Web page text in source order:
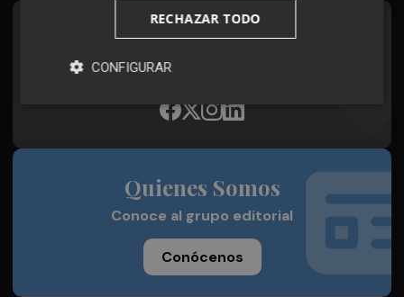
Síguenos en redes
Plaza Podcast, desde cualquier medio
Quienes Somos
Conoce al grupo editorial
Conócenos
RECHAZAR TODO
CONFIGURAR